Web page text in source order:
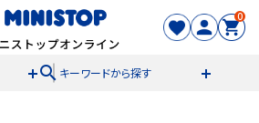
0
search キーワードから探す